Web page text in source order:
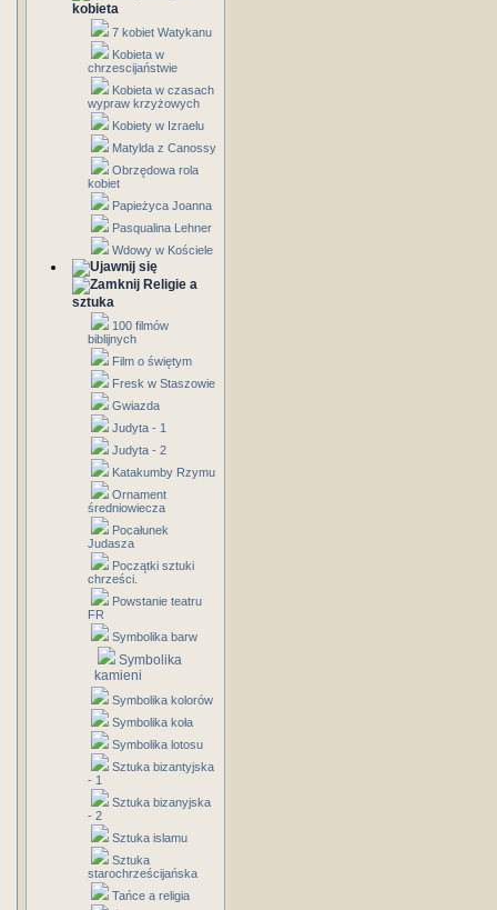
kobieta
7 kobiet Watykanu
Kobieta w
chrzescijaństwie
Kobieta w czasach
wypraw krzyżowych
Kobiety w Izraelu
Matylda z Canossy
Obrzędowa rola
kobiet
Papieżyca Joanna
Pasqualina Lehner
Wdowy w Kościele
Religie a
sztuka
100 filmów
biblijnych
Film o świętym
Fresk w Staszowie
Gwiazda
Judyta - 1
Judyta - 2
Katakumby Rzymu
Ornament
średniowiecza
Pocałunek
Judasza
Początki sztuki
chrześci.
Powstanie teatru
FR
Symbolika barw
Symbolika
kamieni
Symbolika kolorów
Symbolika koła
Symbolika lotosu
Sztuka bizantyjska
- 1
Sztuka bizanyjska
- 2
Sztuka islamu
Sztuka
starochrześcijańska
Tańce a religia